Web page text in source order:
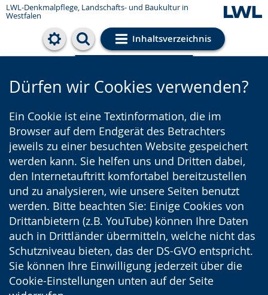
LWL-Denkmalpflege, Landschafts- und Baukultur in
Westfalen
Inhaltsverzeichnis
Cookie-Einstellungen
Dürfen wir Cookies verwenden?
Ein Cookie ist eine Textinformation, die im
Browser auf dem Endgerät des Betrachters
jeweils zu einer besuchten Website gespeichert
werden kann. Sie helfen uns und Dritten dabei,
den Internetauftritt komfortabel bereitzustellen
und zu analysieren, wie unsere Seiten benutzt
werden. Bitte beachten Sie: Einige Cookies von
Drittanbietern (z.B. YouTube) können Ihre Daten
auch in Drittländer übermitteln, welche nicht das
Schutzniveau bieten, das der DS-GVO entspricht.
Sie können Ihre Einwilligung jederzeit über die
Cookie-Einstellungen unten auf der Seite